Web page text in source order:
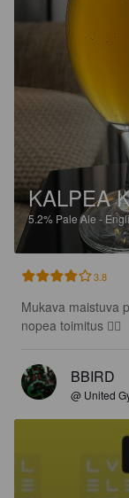
KALPEA
5.2% Pale Ale -
3.8
Mukava maistuva
nopea toimitus 👍🏻
BBIRD
@ United